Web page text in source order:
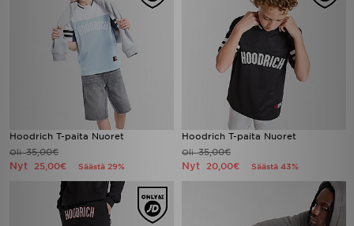
Hoodrich T-paita Nuoret
Oli35,00€
Nyt 25,00€ Säästä 29%
Hoodrich T-paita Nuoret
Oli35,00€
Nyt 20,00€ Säästä 43%